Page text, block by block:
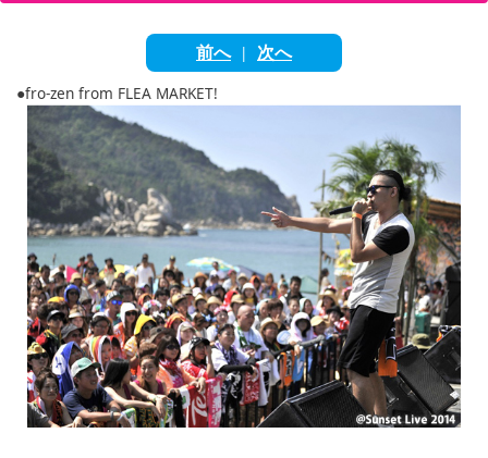
繁體中文
tiéng Viêt
Bahasa Indonesia
前へ| 次へ
●fro-zen from FLEA MARKET!